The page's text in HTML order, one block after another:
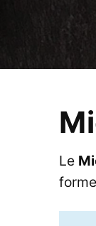
Le